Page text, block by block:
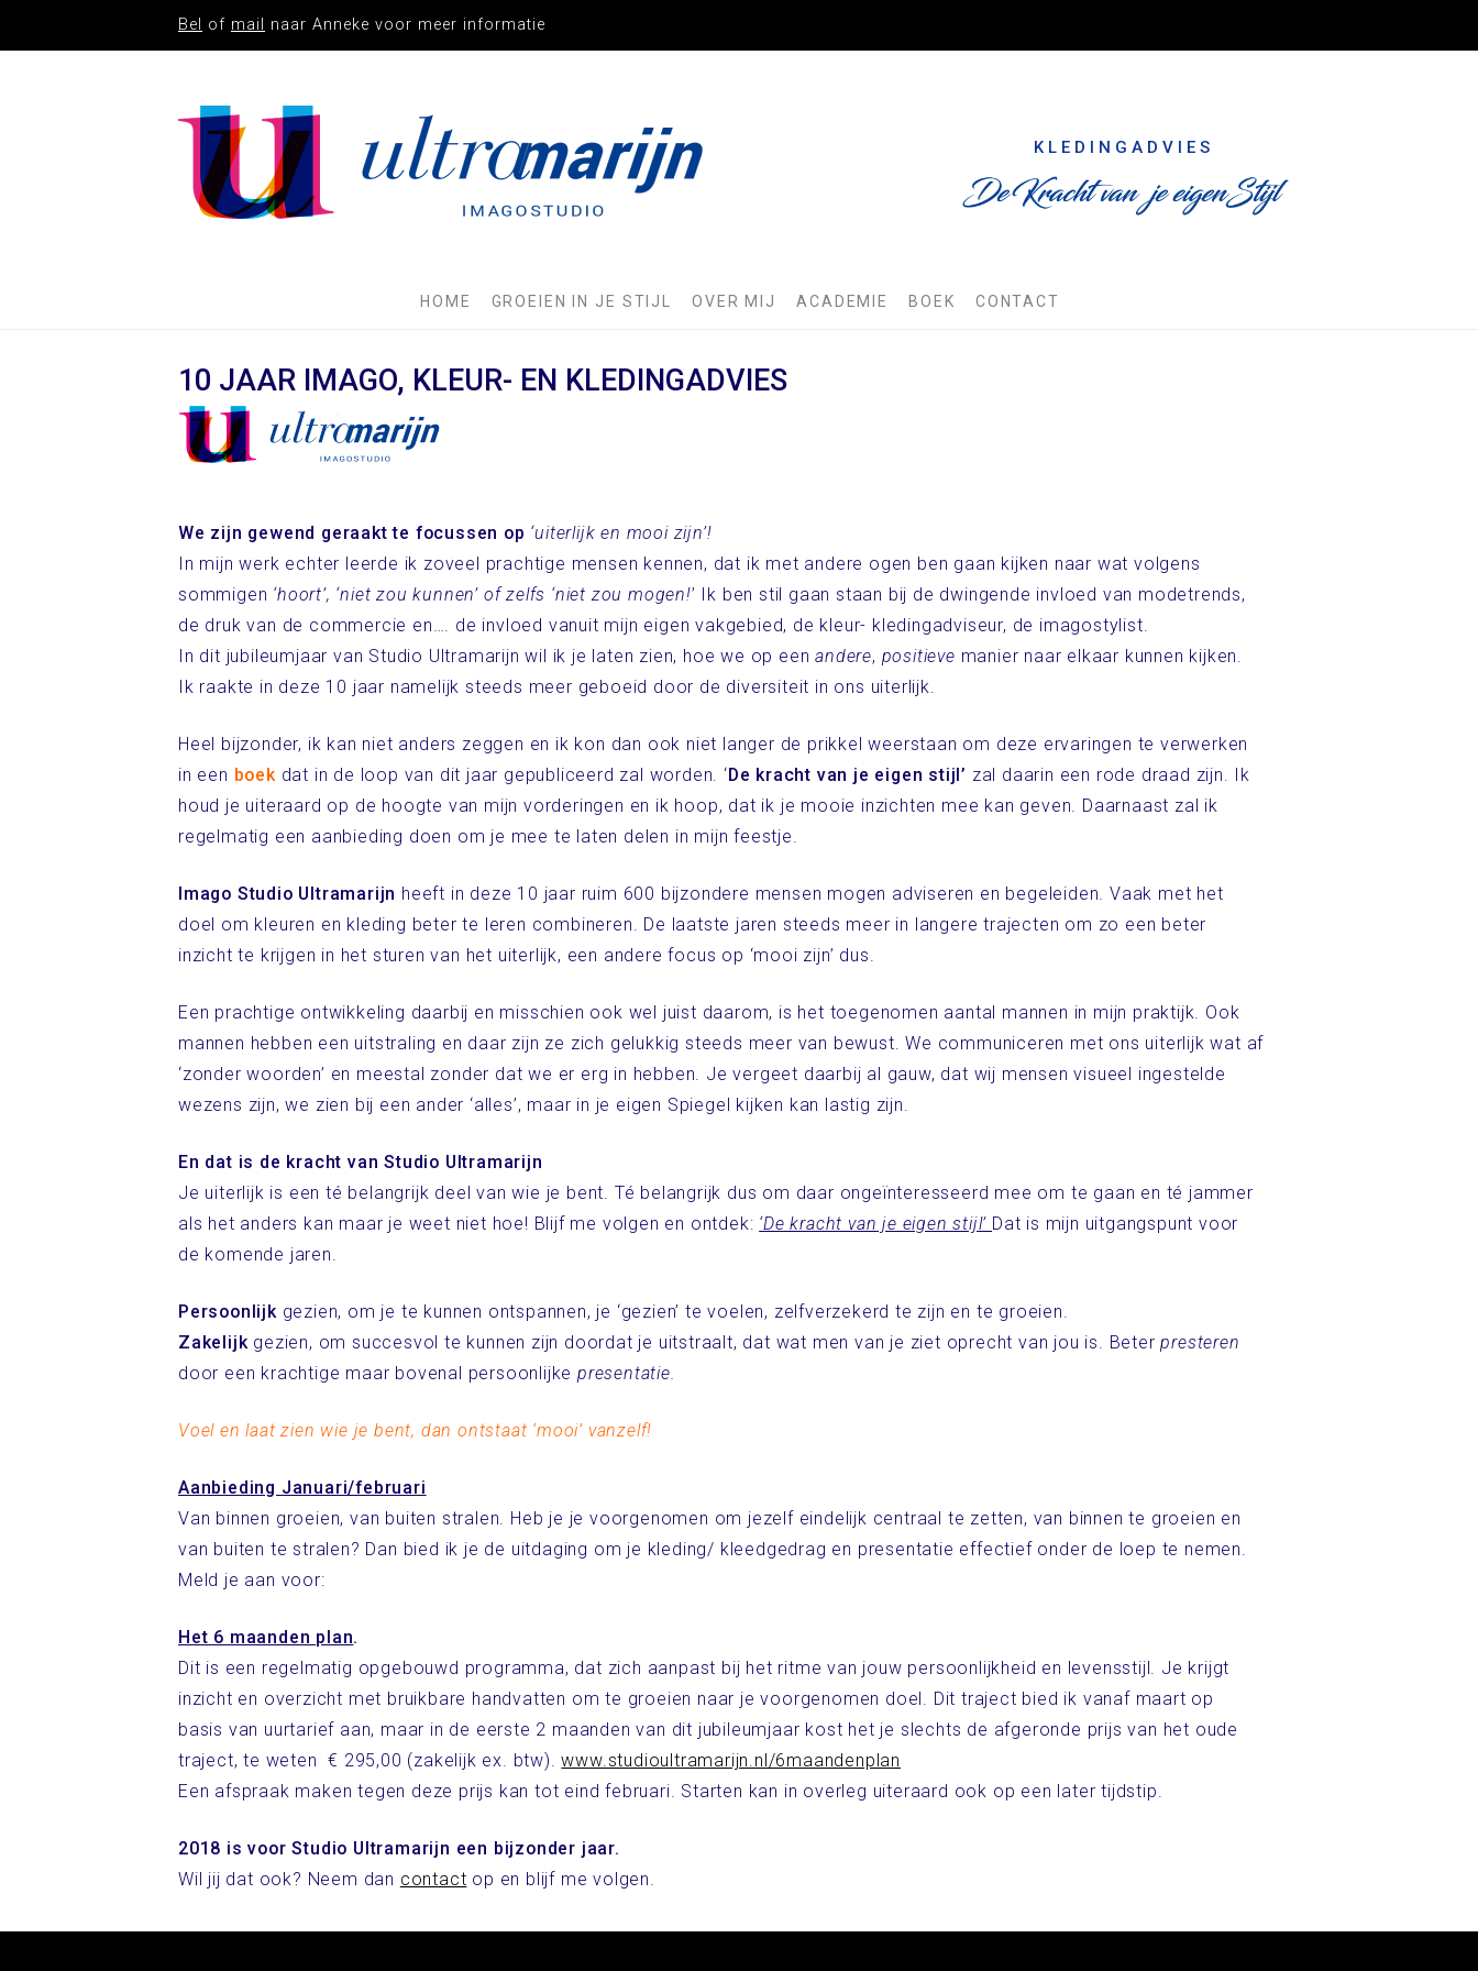
Bel of mail naar Anneke voor meer informatie
IMAGO
STUDIO
KLEDINGADVIES
HOME GROEIEN IN JE STIJL OVER MIJ ACADEMIE BOEK CONTACT
10 JAAR IMAGO, KLEUR- EN KLEDINGADVIES
We zijn gewend geraakt te focussen op ‘uiterlijk en mooi zijn’!
In mijn werk echter leerde ik zoveel prachtige mensen kennen, dat ik met andere ogen ben gaan kijken naar wat volgens
sommigen ‘hoort’, ‘niet zou kunnen’ of zelfs ‘niet zou mogen!’ Ik ben stil gaan staan bij de dwingende invloed van modetrends,
de druk van de commercie en…. de invloed vanuit mijn eigen vakgebied, de kleur- kledingadviseur, de imagostylist.
In dit jubileumjaar van Studio Ultramarijn wil ik je laten zien, hoe we op eenandere, positieve manier naar elkaar kunnen kijken.
Ik raakte in deze 10 jaar namelijk steeds meer geboeid door de diversiteit in ons uiterlijk.
Heel bijzonder, ik kan niet anders zeggen en ik kon dan ook niet langer de prikkel weerstaan om deze ervaringen te verwerken
in een boekdat in de loop van dit jaar gepubliceerd zal worden. ‘De kracht van je eigen stijl’ zal daarin een rode draad zijn. Ik
houd je uiteraard op de hoogte van mijn vorderingen en ik hoop, dat ik je mooie inzichten mee kan geven. Daarnaast zal ik
regelmatig een aanbieding doen om je mee te laten delen in mijn feestje.
Imago Studio Ultramarijn heeft in deze 10 jaar ruim 600 bijzondere mensen mogen adviseren en begeleiden. Vaak met het
doel om kleuren en kleding beter te leren combineren. De laatste jaren steeds meer in langere trajecten om zo een beter
inzicht te krijgen in het sturen van het uiterlijk, een andere focus op ‘mooi zijn’ dus.
Een prachtige ontwikkeling daarbij en misschien ook wel juist daarom, is het toegenomen aantal mannen in mijn praktijk. Ook
mannen hebben een uitstraling en daar zijn ze zich gelukkig steeds meer van bewust. We communiceren met ons uiterlijk wat af
‘zonder woorden’ en meestal zonder dat we er erg in hebben. Je vergeet daarbij al gauw, dat wij mensen visueel ingestelde
wezens zijn, we zien bij een ander ‘alles’, maar in je eigen Spiegel kijken kan lastig zijn.
En dat is de kracht van Studio Ultramarijn
Je uiterlijk is een té belangrijk deel van wie je bent. Té belangrijk dus om daar ongeïnteresseerd mee om te gaan en té jammer
als het anders kan maar je weet niet hoe! Blijf me volgen en ontdek: ‘De kracht van je eigen stijl’ Dat is mijn uitgangspunt voor
de komende jaren.
Persoonlijkgezien, om je te kunnen ontspannen, je ‘gezien’ te voelen, zelfverzekerd te zijn en te groeien.
Zakelijkgezien, om succesvol te kunnen zijn doordat je uitstraalt, dat wat men van je ziet oprecht van jou is. Beterpresteren
door een krachtige maar bovenal persoonlijke presentatie.
Voel en laat zien wie je bent, dan ontstaat ‘mooi’ vanzelf!
Aanbieding Januari/februari
Van binnen groeien, van buiten stralen. Heb je je voorgenomen om jezelf eindelijk centraal te zetten, van binnen te groeien en
van buiten te stralen? Dan bied ik je de uitdaging om je kleding/ kleedgedrag en presentatie effectief onder de loep te nemen.
Meld je aan voor:
Het 6 maanden plan.
Dit is een regelmatig opgebouwd programma, dat zich aanpast bij het ritme van jouw persoonlijkheid en levensstijl. Je krijgt
inzicht en overzicht met bruikbare handvatten om te groeien naar je voorgenomen doel. Dit traject bied ik vanaf maart op
basis van uurtarief aan, maar in de eerste 2 maanden van dit jubileumjaar kost het je slechts de afgeronde prijs van het oude
traject, te weten € 295,00 (zakelijk ex. btw).www.studioultramarijn.nl/6maandenplan
Een afspraak maken tegen deze prijs kan tot eind februari. Starten kan in overleg uiteraard ook op een later tijdstip.
2018 is voor Studio Ultramarijn een bijzonder jaar.
Wil jij dat ook? Neem dan contact op en blijf me volgen.